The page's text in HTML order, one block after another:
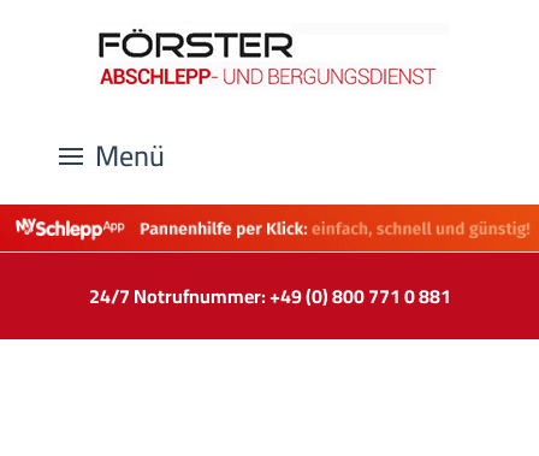
Menü
24/7 Notrufnummer: +49 (0) 800 771 0 881